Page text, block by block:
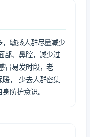
，敏感人群尽量减少
部、鼻腔，减少过
冒易发时段，老
暖， 少去人群密集
防护意识。